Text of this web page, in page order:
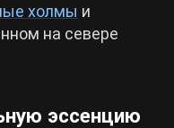
холмы и
на севере
эссенцию